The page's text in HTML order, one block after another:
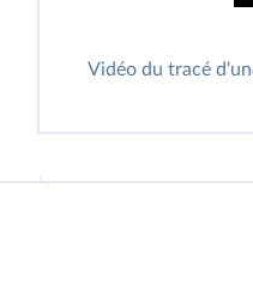
Vidéo du tracé